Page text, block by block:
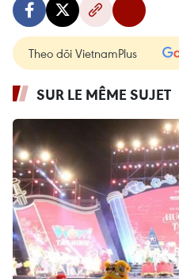
Theo dõi VietnamPlus
SUR LE MÊME SUJET